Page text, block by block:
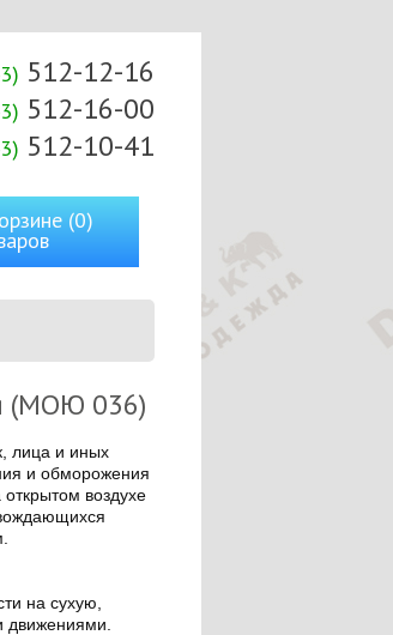
512-12-16
512-16-00
512-10-41
(0)
(МОЮ 036)
лица и иных
и обморожения
воздухе
на сухую,
движениями.